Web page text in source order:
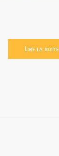
Lire la suite